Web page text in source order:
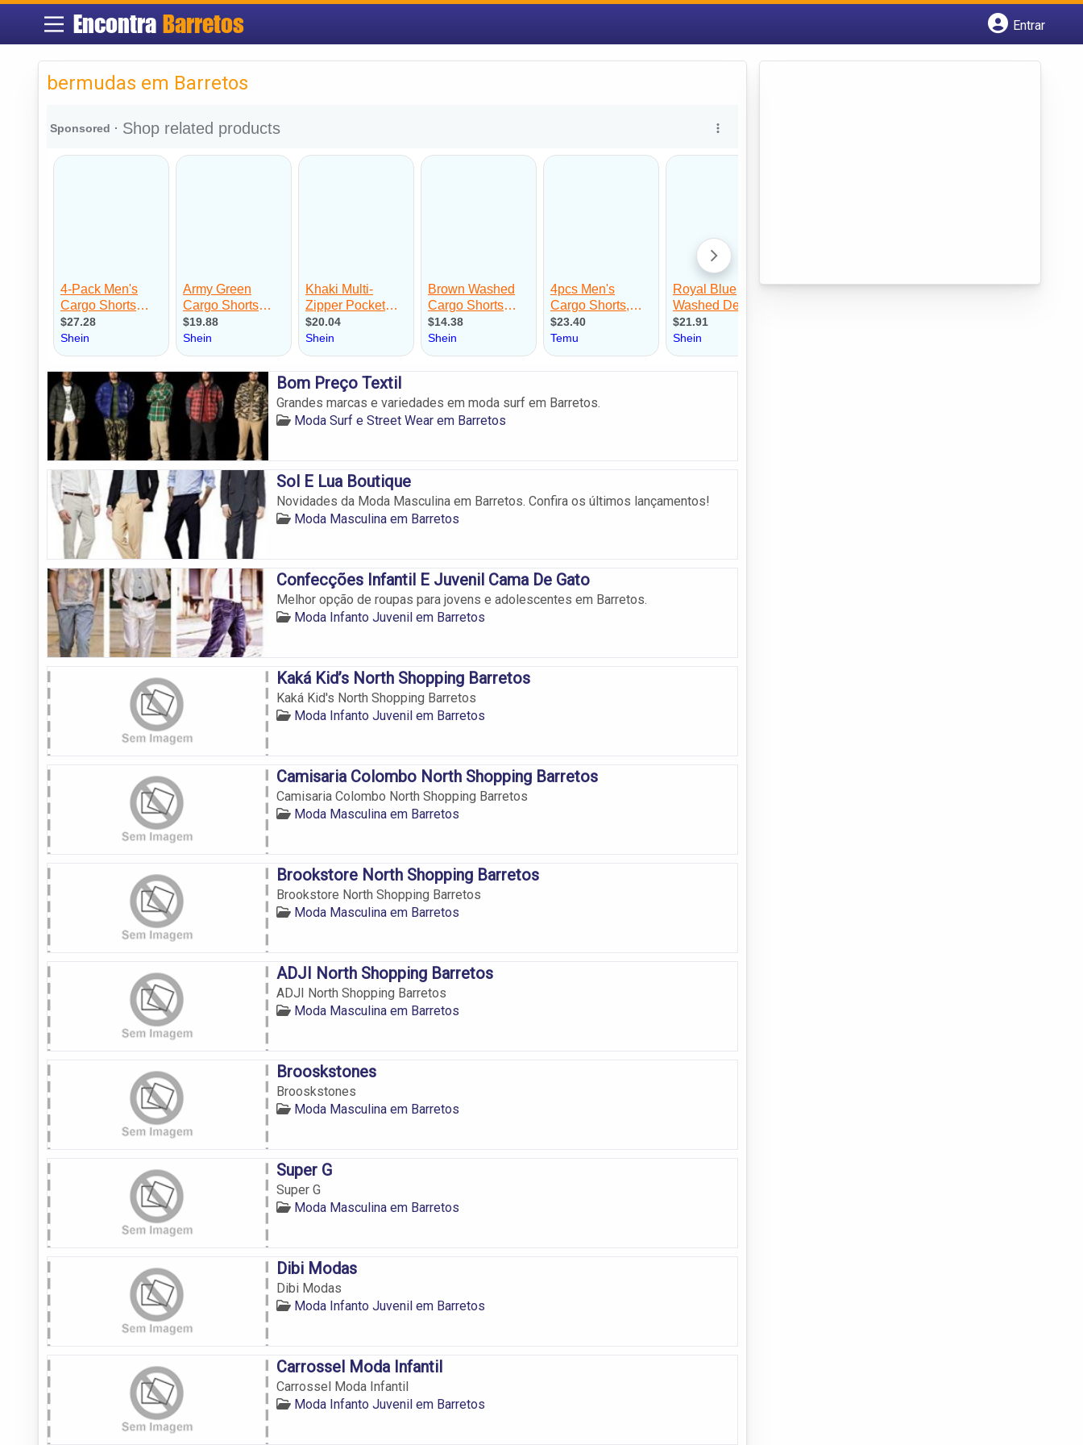
EncontraBarretos
Entrar
bermudas em Barretos
Bom Preço Textil
Grandes marcas e variedades em moda surf em Barretos.
Moda Surf e Street Wear em Barretos
Sol E Lua Boutique
Novidades da Moda Masculina em Barretos. Confira os últimos lançamentos!
Moda Masculina em Barretos
Confecções Infantil E Juvenil Cama De Gato
Melhor opção de roupas para jovens e adolescentes em Barretos.
Moda Infanto Juvenil em Barretos
Kaká Kid’s North Shopping Barretos
Kaká Kid's North Shopping Barretos
Moda Infanto Juvenil em Barretos
Camisaria Colombo North Shopping Barretos
Camisaria Colombo North Shopping Barretos
Moda Masculina em Barretos
Brookstore North Shopping Barretos
Brookstore North Shopping Barretos
Moda Masculina em Barretos
ADJI North Shopping Barretos
ADJI North Shopping Barretos
Moda Masculina em Barretos
Brooskstones
Brooskstones
Moda Masculina em Barretos
Super G
Super G
Moda Masculina em Barretos
Dibi Modas
Dibi Modas
Moda Infanto Juvenil em Barretos
Carrossel Moda Infantil
Carrossel Moda Infantil
Moda Infanto Juvenil em Barretos